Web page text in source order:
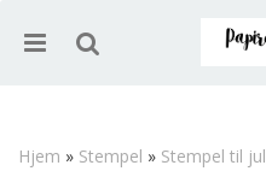
Hjem » Stempel » Stempel til jul